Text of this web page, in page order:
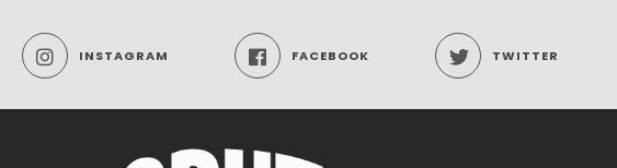
INSTAGRAM FACEBOOK TWITTER